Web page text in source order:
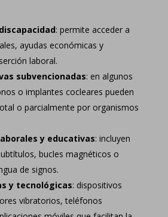
: permite acceder a
ayudas económicas y
laboral.
subvencionadas: en algunos
o implantes cocleares pueden
o parcialmente por organismos
y educativas: incluyen
bucles magnéticos o
de signos.
y tecnológicas: dispositivos
vibratorios, teléfonos